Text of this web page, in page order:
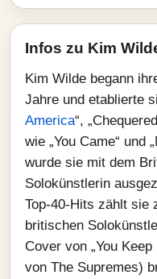
Infos zu Kim
Kim Wilde begann
Jahre und etablierte
America“,
wie „You Came“ und
wurde sie mit dem
Solokünstlerin
Top-40-Hits zählt sie
britischen
Cover von „You
von The Supremes)